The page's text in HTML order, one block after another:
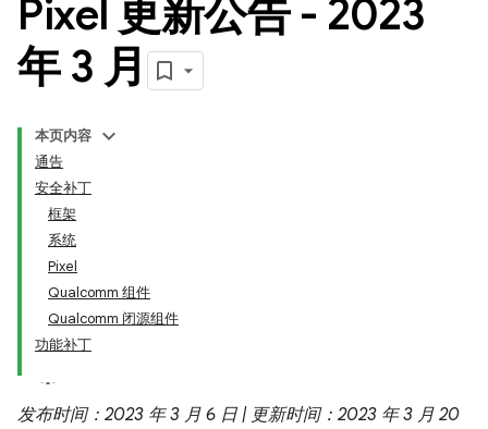
Pixel 更新公告 - 2023
年 3 月
本页内容
通告
安全补丁
框架
系统
Pixel
Qualcomm 组件
Qualcomm 闭源组件
功能补丁
发布时间：2023 年 3 月 6 日 | 更新时间：2023 年 3 月 20